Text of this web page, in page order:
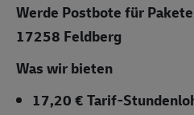
Werde Postbote für
17258 Feldberg
Was wir bieten
17,20 € Tarif-